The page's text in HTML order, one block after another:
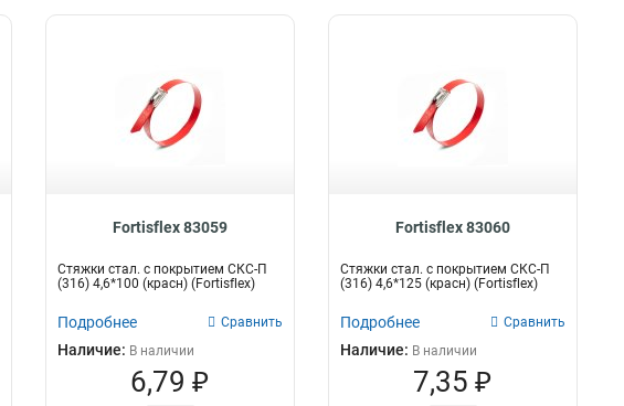
Fortisflex 83059
Стяжки стал. с покрытием СКС-П
(316) 4,6*100 (красн) (Fortisflex)
Подробнее Сравнить
Наличие: В наличии
6,79 ₽
Fortisflex 83060
Стяжки стал. с покрытием СКС-П
(316) 4,6*125 (красн) (Fortisflex)
Подробнее Сравнить
Наличие: В наличии
7,35 ₽